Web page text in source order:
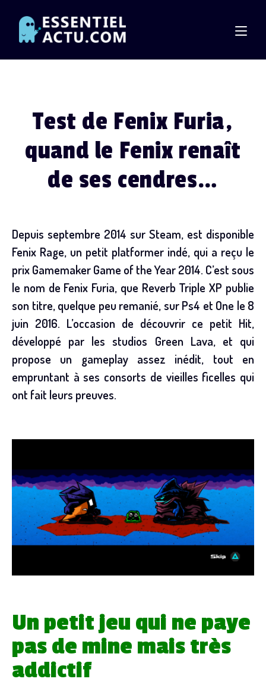
content
Test de Fenix Furia,
quand le Fenix renaît
de ses cendres…
Depuis septembre 2014 sur Steam, est disponible
Fenix Rage, un petit platformer indé, qui a reçu le
prix Gamemaker Game of the Year 2014. C’est sous
le nom de Fenix Furia, que Reverb Triple XP publie
son titre, quelque peu remanié, sur Ps4 et One le 8
juin 2016. L’occasion de découvrir ce petit Hit,
développé par les studios Green Lava, et qui
propose un gameplay assez inédit, tout en
empruntant à ses consorts de vieilles ficelles qui
ont fait leurs preuves.
Un petit jeu qui ne paye
pas de mine mais très
addictif